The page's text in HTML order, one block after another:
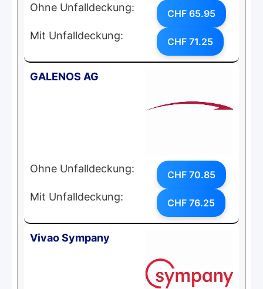
Ohne Unfalldeckung: CHF 65.95
Mit Unfalldeckung: CHF 71.25
GALENOS AG
Ohne Unfalldeckung: CHF 70.85
Mit Unfalldeckung: CHF 76.25
Vivao Sympany